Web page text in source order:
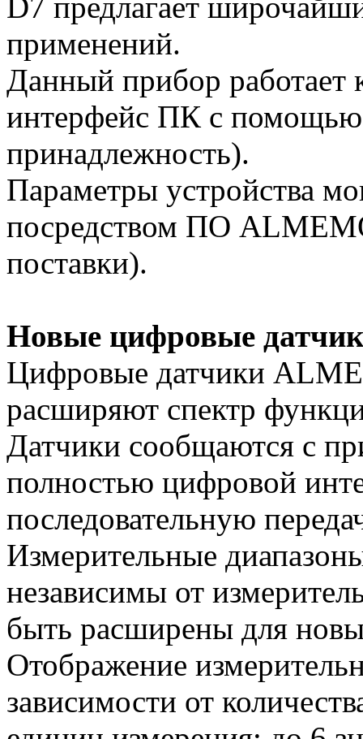
применений.
Данный прибор работает
интерфейс ПК с
принадлежность).
Параметры устройства
посредством ПО
поставки).
Новые цифровые
Цифровые датчики
расширяют спектр
Датчики сообщаются с
полностью цифровой
последовательную
Измерительные
независимы от
быть расширены для
Отображение
зависимости от